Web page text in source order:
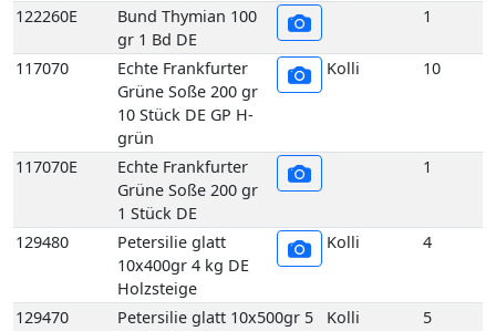
122260E
Bund Thymian 100
gr 1 Bd DE
1
117070
Echte Frankfurter
Grüne Soße 200 gr
10 Stück DE GP H-
grün
Kolli 10
117070E
Echte Frankfurter
Grüne Soße 200 gr
1 Stück DE
1
129480
Petersilie glatt
10x400gr 4 kg DE
Holzsteige
Kolli 4
129470
Petersilie glatt 10x500gr 5
Kolli 5